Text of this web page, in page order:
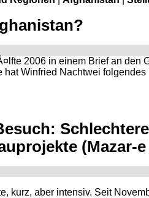
2006 in einem Brief an
Winfried Nachtwei folgendes
(Mazar-
kurz, aber intensiv. Seit